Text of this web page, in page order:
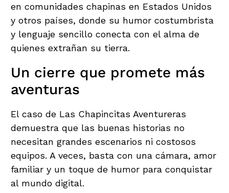
en comunidades chapinas en Estados Unidos
y otros países, donde su humor costumbrista
y lenguaje sencillo conecta con el alma de
quienes extrañan su tierra.
Un cierre que promete más
aventuras
El caso de Las Chapincitas Aventureras
demuestra que las buenas historias no
necesitan grandes escenarios ni costosos
equipos. A veces, basta con una cámara, amor
familiar y un toque de humor para conquistar
al mundo digital.